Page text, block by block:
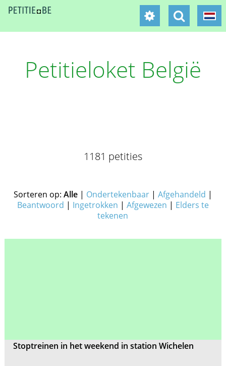
Petitieloket België
1181 petities
Sorteren op: Alle| Ondertekenbaar| Afgehandeld |
Beantwoord | Ingetrokken | Afgewezen | Elders te
tekenen
Stoptreinen in het weekend in station Wichelen